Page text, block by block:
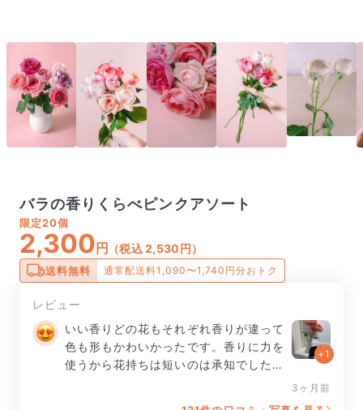
バラの香りくらべピンクアソート
限定20個
2,300円 （税込 2,530円）
送料無料 通常配送料1,090〜1,740円分おトク
レビュー
いい香りどの花もそれぞれ香りが違って
色も形もかわいかったです。香りに力を
使うから花持ちは短いのは承知でした
+1
3ヶ月前